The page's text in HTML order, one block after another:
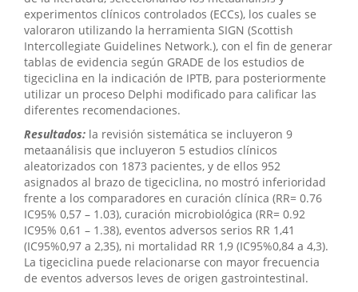
experimentos clínicos controlados (ECCs), los cuales se
valoraron utilizando la herramienta SIGN (Scottish
Intercollegiate Guidelines Network.), con el fin de generar
tablas de evidencia según GRADE de los estudios de
tigeciclina en la indicación de IPTB, para posteriormente
utilizar un proceso Delphi modificado para calificar las
diferentes recomendaciones.
Resultados: la revisión sistemática se incluyeron 9
metaanálisis que incluyeron 5 estudios clínicos
aleatorizados con 1873 pacientes, y de ellos 952
asignados al brazo de tigeciclina, no mostró inferioridad
frente a los comparadores en curación clínica (RR= 0.76
IC95% 0,57 – 1.03), curación microbiológica (RR= 0.92
IC95% 0,61 – 1.38), eventos adversos serios RR 1,41
(IC95%0,97 a 2,35), ni mortalidad RR 1,9 (IC95%0,84 a 4,3).
La tigeciclina puede relacionarse con mayor frecuencia
de eventos adversos leves de origen gastrointestinal.